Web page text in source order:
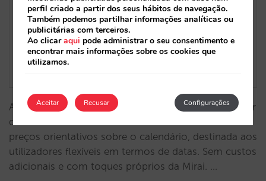
Apresentamos uma das grandes novidades do motor
de reservas da Mirai deste ano: uma camada de
preços orientativos sobre o calendário, destinada aos
utilizadores flexíveis em termos de datas. Sem custos
adicionais e com toques próprios da Mirai. …
perfil criado a partir dos seus hábitos de navegação.
Também podemos partilhar informações analíticas ou
publicitárias com terceiros.
Ao clicaraqui pode administrar o seu consentimento e
encontrar mais informações sobre os cookies que
utilizamos.
Aceitar Configurações
Recusar